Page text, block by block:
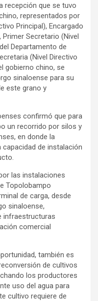
recepción que se tuvo
representados por
Principal), Encargado
Secretario (Nivel
Departamento de
(Nivel Directivo
gobierno chino, se
sinaloense para su
este grano y
confirmó que para
un recorrido por silos y
en donde la
de instalación
las instalaciones
Topolobampo
de carga, desde
sinaloense,
infraestructuras
comercial
también es
de cultivos
los productores
uso del agua para
cultivo requiere de